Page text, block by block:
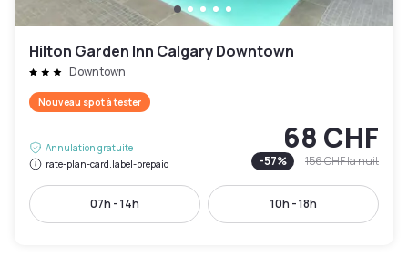
Hilton Garden Inn Calgary Downtown
Downtown
Nouveau spot à tester
Annulation gratuite
rate-plan-card.label-prepaid
68 CHF
-57% 156 CHFla nuit
07h - 14h 10h - 18h